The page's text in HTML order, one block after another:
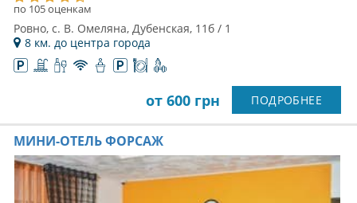
по 105 оценкам
Ровно, с. В. Омеляна, Дубенская, 11б / 1
8 км. до центра города
от 600 грн ПОДРОБНЕЕ
МИНИ-ОТЕЛЬ ФОРСАЖ